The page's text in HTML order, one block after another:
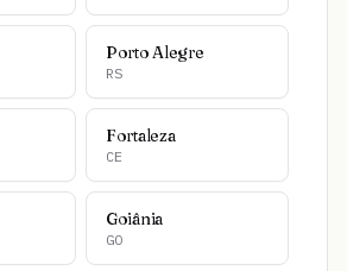
Porto Alegre
RS
Fortaleza
CE
Goiânia
GO